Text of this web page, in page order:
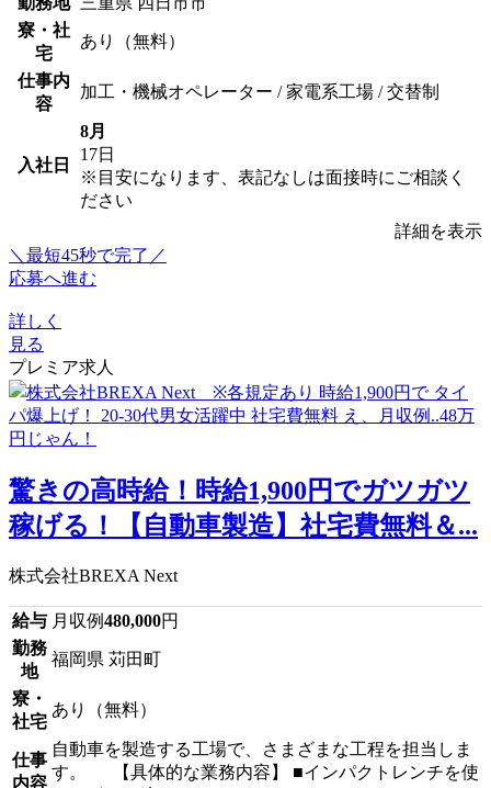
寮・社
宅
あり（無料）
仕事内
容
加工・機械オペレーター / 家電系工場 / 交替制
入社日
8月
17日
※目安になります、表記なしは面接時にご相談く
ださい
詳細を表示
＼最短45秒で完了／
応募へ進む
詳しく
見る
プレミア求人
驚きの高時給！時給1,900円でガツガツ
稼げる！【自動車製造】社宅費無料＆...
株式会社BREXA Next
給与 月収例480,000円
勤務
地
福岡県 苅田町
寮・
社宅
あり（無料）
仕事
内容
自動車を製造する工場で、さまざまな工程を担当しま
す。 【具体的な業務内容】 ■インパクトレンチを使